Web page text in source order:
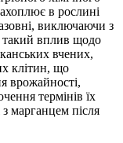
в рослині
виключаючи з
такий вплив щодо
вчених,
клітин, що
врожайності,
термінів їх
марганцем після